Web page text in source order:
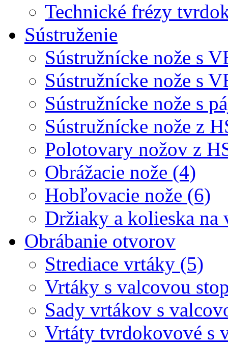
Technické frézy
Sústruženie
Sústružnícke nože s
Sústružnícke nože s
Sústružnícke nože s
Sústružnícke nože z
Polotovary nožov z
Obrážacie nože (4)
Hobľovacie nože (6)
Držiaky a kolieska na
Obrábanie otvorov
Strediace vrtáky (5)
Vrtáky s valcovou
Sady vrtákov s
Vrtáty tvrdokovové s